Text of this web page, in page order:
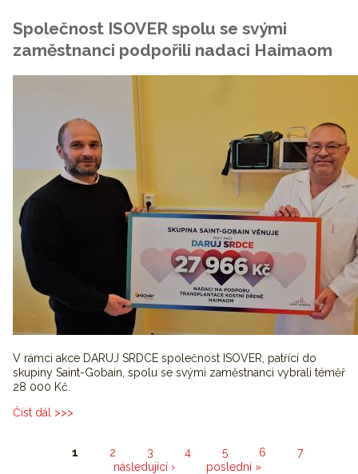
Společnost ISOVER spolu se svými
zaměstnanci podpořili nadaci Haimaom
V rámci akce DARUJ SRDCE společnost ISOVER, patřící do
skupiny Saint-Gobain, spolu se svými zaměstnanci vybrali téměř
28 000 Kč.
Číst dál Společnost ISOVER spolu se svými zaměstnanci podpořili
Stránky1 2 3 4 5 6
7
následující ›
poslední »